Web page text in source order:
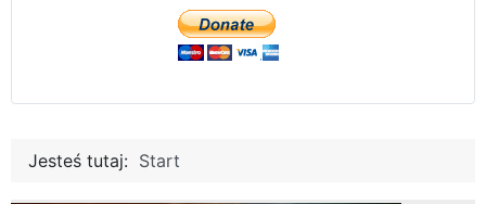
Jesteś tutaj: Start